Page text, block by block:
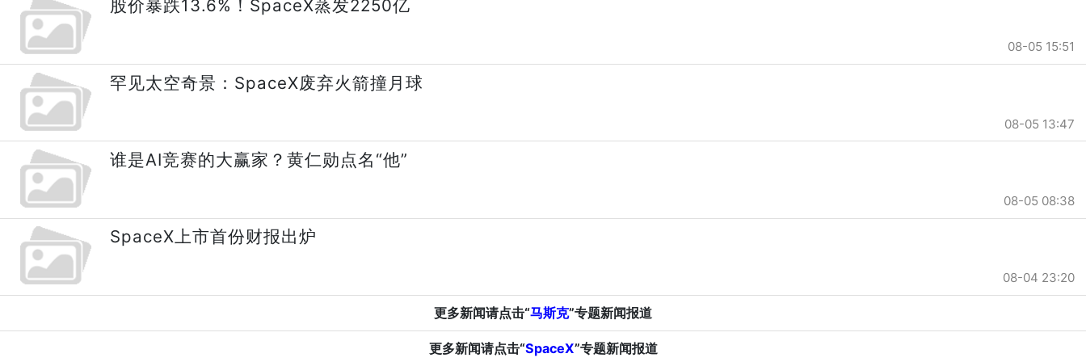
股价暴跌13.6%！SpaceX蒸发2250亿
08-05 15:51
罕见太空奇景：SpaceX废弃火箭撞月球
08-05 13:47
谁是AI竞赛的大赢家？黄仁勋点名“他”
08-05 08:38
SpaceX上市首份财报出炉
08-04 23:20
更多新闻请点击“马斯克”专题新闻报道
更多新闻请点击“SpaceX”专题新闻报道